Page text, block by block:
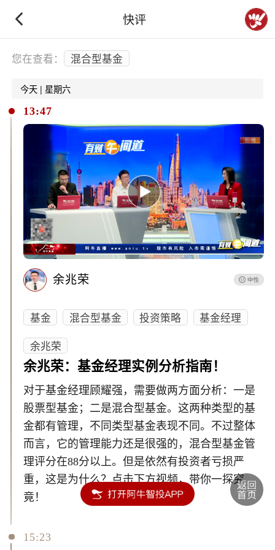
快评
下拉刷新
您在查看： 混合型基金
今天 | 星期六
13:47
余兆荣
基金 混合型基金 投资策略
基金经理
余兆荣
余兆荣：基金经理实例分析指南！
对于基金经理顾耀强，需要做两方面分析：一是
股票型基金；二是混合型基金。这两种类型的基
金都有管理，不同类型基金表现不同。不过整体
而言，它的管理能力还是很强的，混合型基金管
理评分在88分以上。但是依然有投资者亏损严
重，这是为什么？点击下方视频，带你一探究
竟！
15:23